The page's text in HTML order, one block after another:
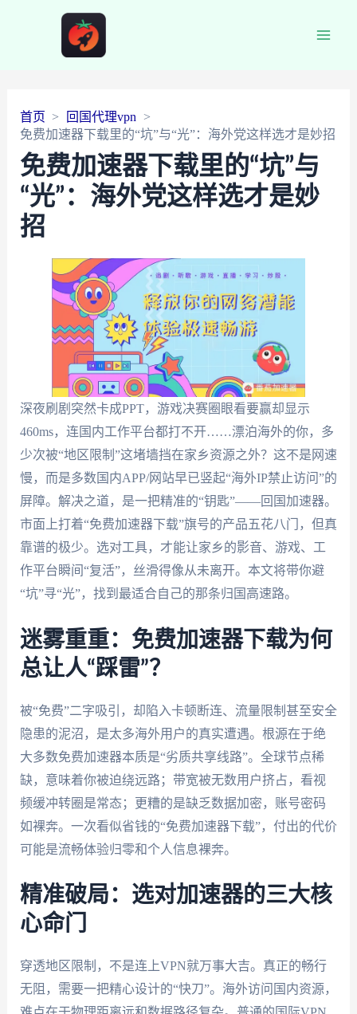
首页
回国代理vpn
免费加速器下载里的“坑”与“光”：海外党这样选才是妙招
免费加速器下载里的“坑”与
“光”：海外党这样选才是妙
招
深夜刷剧突然卡成PPT，游戏决赛圈眼看要赢却显示
460ms，连国内工作平台都打不开……漂泊海外的你，多
少次被“地区限制”这堵墙挡在家乡资源之外？这不是网速
慢，而是多数国内APP/网站早已竖起“海外IP禁止访问”的
屏障。解决之道，是一把精准的“钥匙”——回国加速器。
市面上打着“免费加速器下载”旗号的产品五花八门，但真
靠谱的极少。选对工具，才能让家乡的影音、游戏、工
作平台瞬间“复活”，丝滑得像从未离开。本文将带你避
“坑”寻“光”，找到最适合自己的那条归国高速路。
迷雾重重：免费加速器下载为何
总让人“踩雷”？
被“免费”二字吸引，却陷入卡顿断连、流量限制甚至安全
隐患的泥沼，是太多海外用户的真实遭遇。根源在于绝
大多数免费加速器本质是“劣质共享线路”。全球节点稀
缺，意味着你被迫绕远路；带宽被无数用户挤占，看视
频缓冲转圈是常态；更糟的是缺乏数据加密，账号密码
如裸奔。一次看似省钱的“免费加速器下载”，付出的代价
可能是流畅体验归零和个人信息裸奔。
精准破局：选对加速器的三大核
心命门
穿透地区限制，不是连上VPN就万事大吉。真正的畅行
无阻，需要一把精心设计的“快刀”。海外访问国内资源，